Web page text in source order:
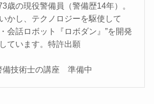
歳の現役警備員（警備歴14年）。
かし、テクノロジーを駆使して
会話ロボット『ロボダン』”を開発
しています。特許出願
備技術士の講座 準備中